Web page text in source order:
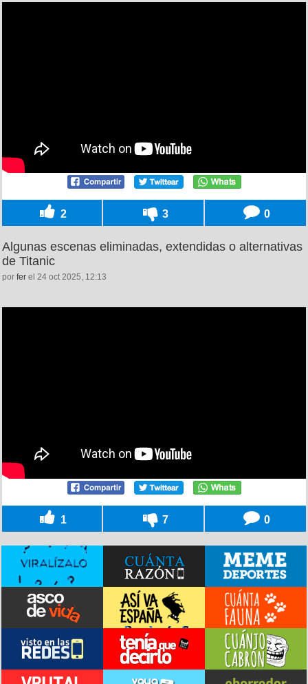
2 3 0
Algunas escenas eliminadas, extendidas o alternativas
de Titanic
por fer el 24 oct 2025, 12:13
1 7 0